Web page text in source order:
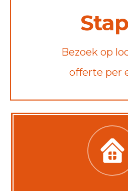
Bezoek op
offerte per